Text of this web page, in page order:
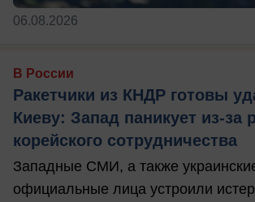
06.08.2026
В России
Ракетчики из КНДР готовы
Киеву: Запад паникует из-за
корейского сотрудничества
Западные СМИ, а также
официальные лица устроили